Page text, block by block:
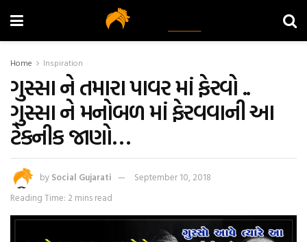
Home Inspiration
ગુસ્સા ને તમારા પાવર માં ફેરવો ..
ગુસ્સા ને મનોબળ માં ફેરવવાની આ
ટેકનીક જાણો…
by Social Gujarati
September 10, 2018
Reading Time: 2 mins read